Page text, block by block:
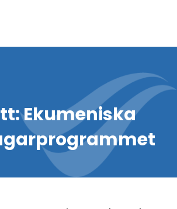
Ekumeniska